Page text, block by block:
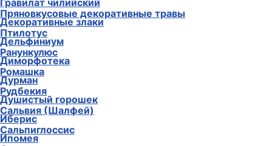
Пряновкусовые декоративные травы
Птилотус
Ранункулюс
Ромашка
Рудбекия
Сальвия (Шалфей)
Сальпиглоссис
Гравилат чилийский
Декоративные злаки
Дельфиниум
Диморфотека
Дурман
Душистый горошек
Иберис
Ипомея